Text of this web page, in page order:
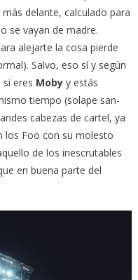
delante, calculado para
se vayan de madre.
alejarte la cosa pierde
Salvo, eso sí y según
eres Mobyy estás
tiempo (solape san-
cabezas de cartel, ya
los Foo con su molesto
de los inescrutables
en buena parte del